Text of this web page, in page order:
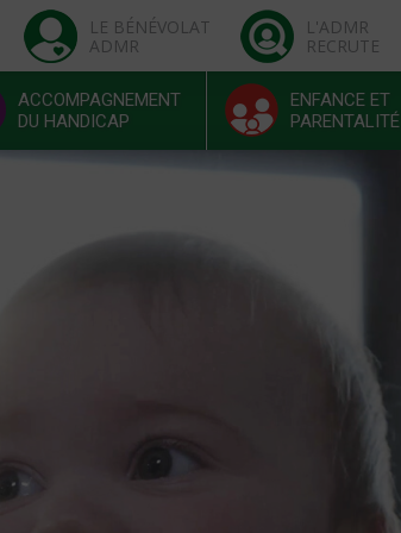
LE BÉNÉVOLAT
ADMR
L'ADMR
RECRUTE
ACCOMPAGNEMENT
DU HANDICAP
ENFANCE ET
PARENTALITÉ